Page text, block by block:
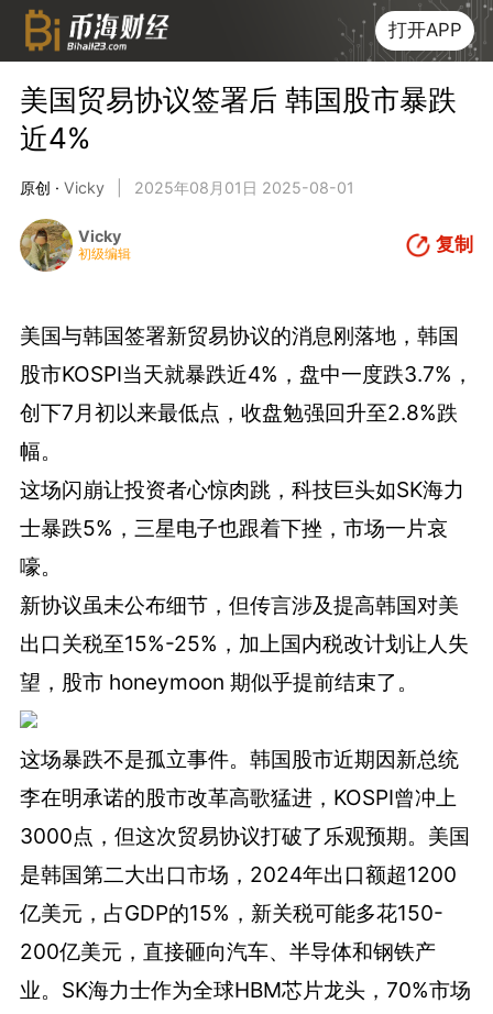
打开APP
美国贸易协议签署后 韩国股市暴跌
近4%
原创 · Vicky 2025年08月01日 2025-08-01
Vicky
初级编辑 复制
美国与韩国签署新贸易协议的消息刚落地，韩国
股市KOSPI当天就暴跌近4%，盘中一度跌3.7%，
创下7月初以来最低点，收盘勉强回升至2.8%跌
幅。
这场闪崩让投资者心惊肉跳，科技巨头如SK海力
士暴跌5%，三星电子也跟着下挫，市场一片哀
嚎。
新协议虽未公布细节，但传言涉及提高韩国对美
出口关税至15%-25%，加上国内税改计划让人失
望，股市 honeymoon 期似乎提前结束了。
这场暴跌不是孤立事件。韩国股市近期因新总统
李在明承诺的股市改革高歌猛进，KOSPI曾冲上
3000点，但这次贸易协议打破了乐观预期。美国
是韩国第二大出口市场，2024年出口额超1200
亿美元，占GDP的15%，新关税可能多花150-
200亿美元，直接砸向汽车、半导体和钢铁产
业。SK海力士作为全球HBM芯片龙头，70%市场